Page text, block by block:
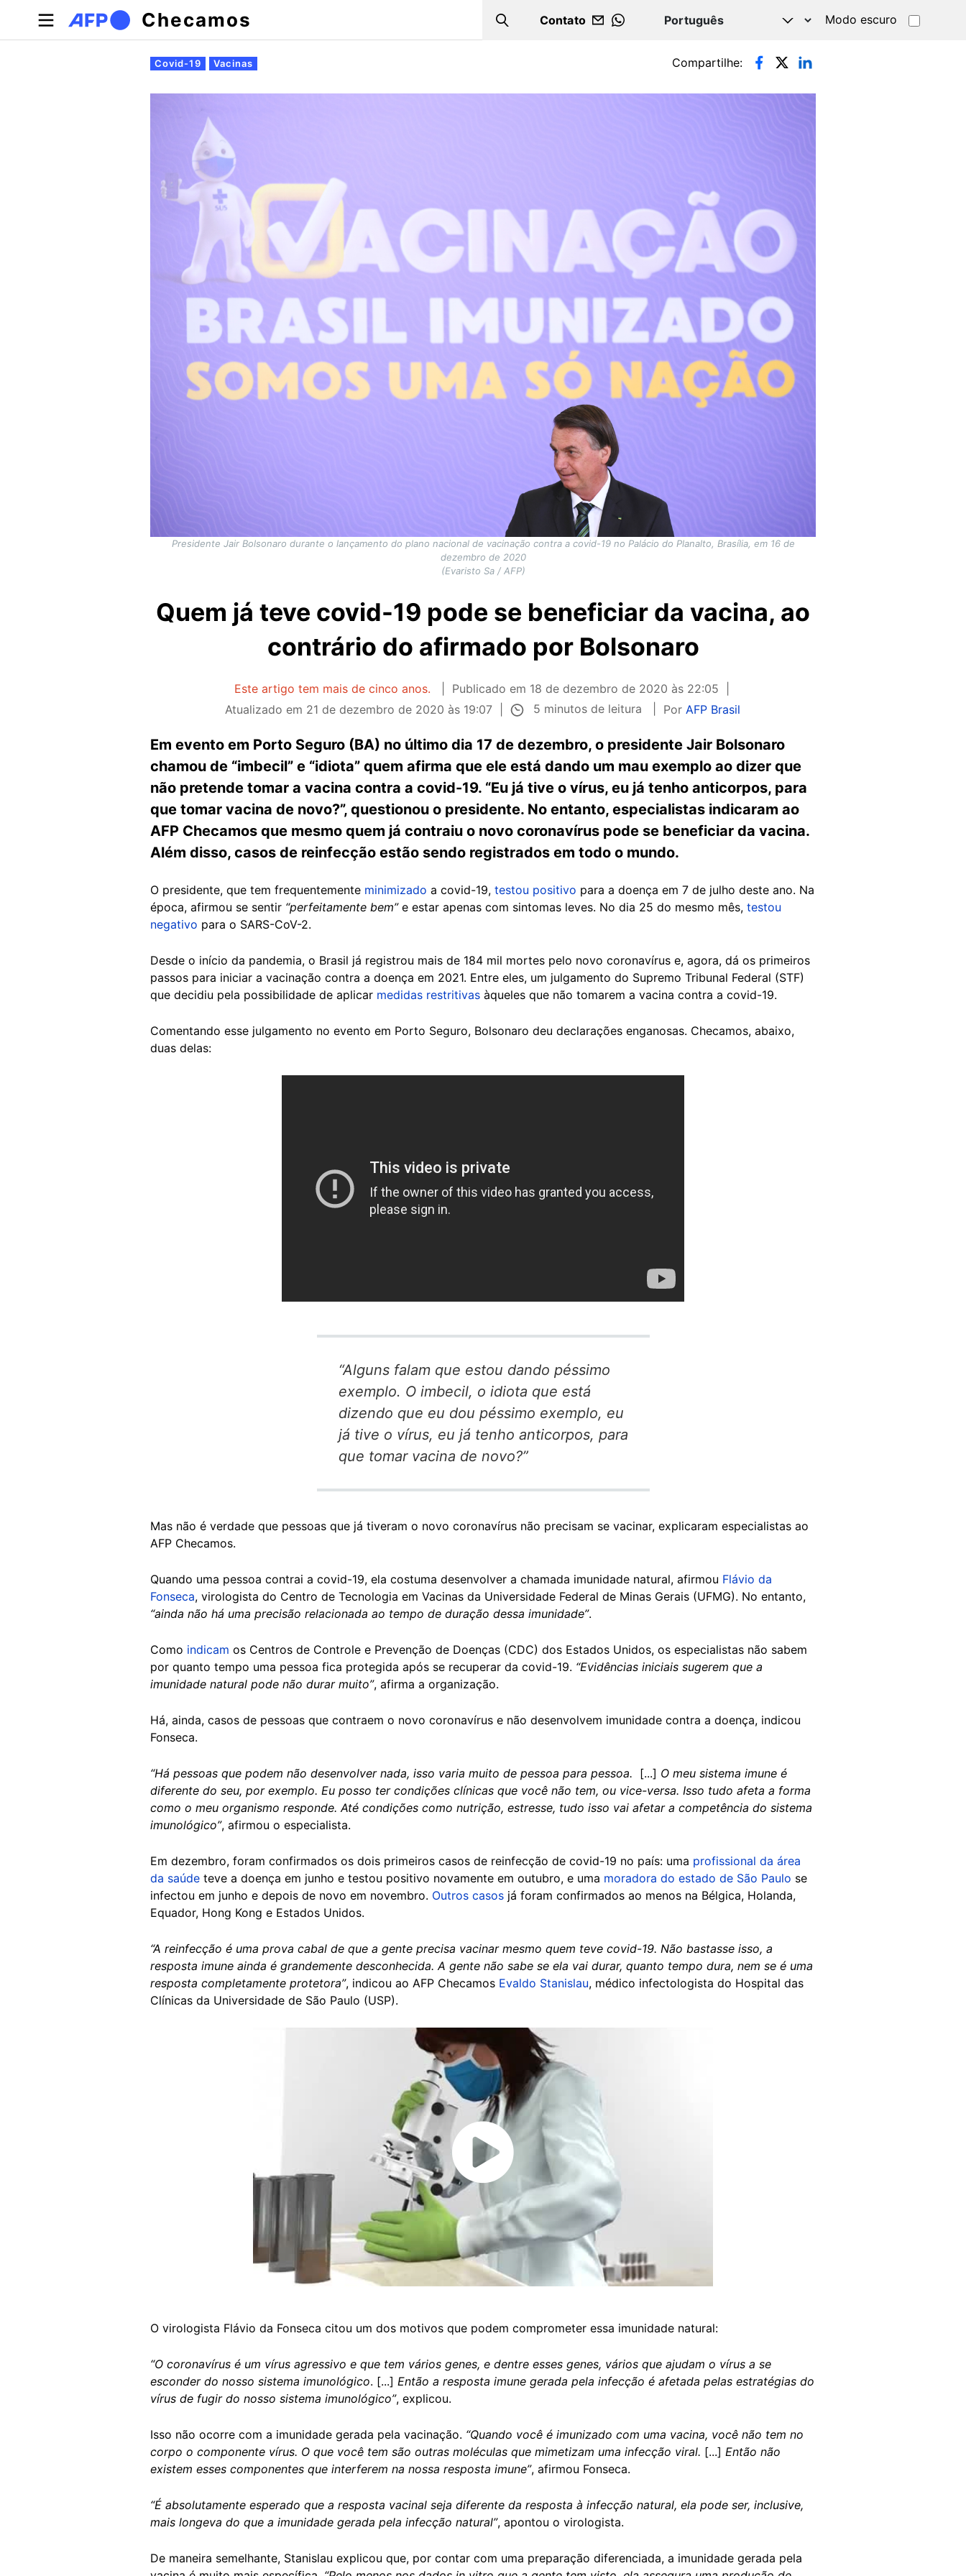
Pular para o conteúdo principal
Checamos Search
Contato
WHATSAPP
Modo escuro
Abas primárias
Covid-19 Vacinas Compartilhe:
Presidente Jair Bolsonaro durante o lançamento do plano nacional de vacinação contra a covid-19 no Palácio do Planalto, Brasília, em 16 de
dezembro de 2020
(Evaristo Sa / AFP)
Quem já teve covid-19 pode se beneficiar da vacina, ao
contrário do afirmado por Bolsonaro
Este artigo tem mais de cinco anos. Publicado em 18 de dezembro de 2020 às 22:05
Atualizado em 21 de dezembro de 2020 às 19:07 5 minutos de leitura Por AFP Brasil
Em evento em Porto Seguro (BA) no último dia 17 de dezembro, o presidente Jair Bolsonaro
chamou de “imbecil” e “idiota” quem afirma que ele está dando um mau exemplo ao dizer que
não pretende tomar a vacina contra a covid-19. “Eu já tive o vírus, eu já tenho anticorpos, para
que tomar vacina de novo?”, questionou o presidente. No entanto, especialistas indicaram ao
AFP Checamos que mesmo quem já contraiu o novo coronavírus pode se beneficiar da vacina.
Além disso, casos de reinfecção estão sendo registrados em todo o mundo.
O presidente, que tem frequentemente minimizado a covid-19, testou positivo para a doença em 7 de julho deste ano. Na
época, afirmou se sentir “perfeitamente bem”e estar apenas com sintomas leves. No dia 25 do mesmo mês, testou
negativo para o SARS-CoV-2.
Desde o início da pandemia, o Brasil já registrou mais de 184 mil mortes pelo novo coronavírus e, agora, dá os primeiros
passos para iniciar a vacinação contra a doença em 2021. Entre eles, um julgamento do Supremo Tribunal Federal (STF)
que decidiu pela possibilidade de aplicar medidas restritivas àqueles que não tomarem a vacina contra a covid-19.
Comentando esse julgamento no evento em Porto Seguro, Bolsonaro deu declarações enganosas. Checamos, abaixo,
duas delas:
“Alguns falam que estou dando péssimo
exemplo. O imbecil, o idiota que está
dizendo que eu dou péssimo exemplo, eu
já tive o vírus, eu já tenho anticorpos, para
que tomar vacina de novo?”
Mas não é verdade que pessoas que já tiveram o novo coronavírus não precisam se vacinar, explicaram especialistas ao
AFP Checamos.
Quando uma pessoa contrai a covid-19, ela costuma desenvolver a chamada imunidade natural, afirmou Flávio da
Fonseca, virologista do Centro de Tecnologia em Vacinas da Universidade Federal de Minas Gerais (UFMG). No entanto,
“ainda não há uma precisão relacionada ao tempo de duração dessa imunidade”.
Como indicam os Centros de Controle e Prevenção de Doenças (CDC) dos Estados Unidos, os especialistas não sabem
por quanto tempo uma pessoa fica protegida após se recuperar da covid-19. “Evidências iniciais sugerem que a
imunidade natural pode não durar muito”, afirma a organização.
Há, ainda, casos de pessoas que contraem o novo coronavírus e não desenvolvem imunidade contra a doença, indicou
Fonseca.
“Há pessoas que podem não desenvolver nada, isso varia muito de pessoa para pessoa. [...] O meu sistema imune é
diferente do seu, por exemplo. Eu posso ter condições clínicas que você não tem, ou vice-versa. Isso tudo afeta a forma
como o meu organismo responde. Até condições como nutrição, estresse, tudo isso vai afetar a competência do sistema
imunológico”, afirmou o especialista.
Em dezembro, foram confirmados os dois primeiros casos de reinfecção de covid-19 no país: uma profissional da área
da saúde teve a doença em junho e testou positivo novamente em outubro, e uma moradora do estado de São Paulo se
infectou em junho e depois de novo em novembro. Outros casos já foram confirmados ao menos na Bélgica, Holanda,
Equador, Hong Kong e Estados Unidos.
“A reinfecção é uma prova cabal de que a gente precisa vacinar mesmo quem teve covid-19. Não bastasse isso, a
resposta imune ainda é grandemente desconhecida. A gente não sabe se ela vai durar, quanto tempo dura, nem se é uma
resposta completamente protetora”, indicou ao AFP Checamos Evaldo Stanislau, médico infectologista do Hospital das
Clínicas da Universidade de São Paulo (USP).
O virologista Flávio da Fonseca citou um dos motivos que podem comprometer essa imunidade natural:
“O coronavírus é um vírus agressivo e que tem vários genes, e dentre esses genes, vários que ajudam o vírus a se
esconder do nosso sistema imunológico. [...] Então a resposta imune gerada pela infecção é afetada pelas estratégias do
vírus de fugir do nosso sistema imunológico”, explicou.
Isso não ocorre com a imunidade gerada pela vacinação. “Quando você é imunizado com uma vacina, você não tem no
corpo o componente vírus. O que você tem são outras moléculas que mimetizam uma infecção viral. [...] Então não
existem esses componentes que interferem na nossa resposta imune”, afirmou Fonseca.
“É absolutamente esperado que a resposta vacinal seja diferente da resposta à infecção natural, ela pode ser, inclusive,
mais longeva do que a imunidade gerada pela infecção natural”, apontou o virologista.
De maneira semelhante, Stanislau explicou que, por contar com uma preparação diferenciada, a imunidade gerada pela